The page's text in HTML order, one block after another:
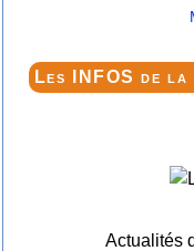
Les INFOS de
Actualités